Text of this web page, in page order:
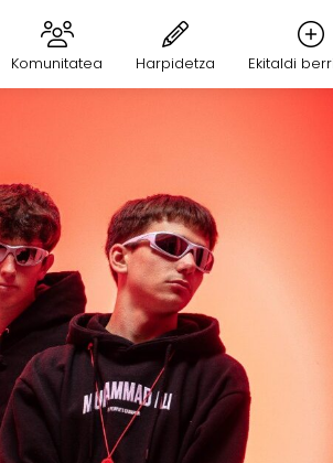
Komunitatea Harpidetza Ekitaldi